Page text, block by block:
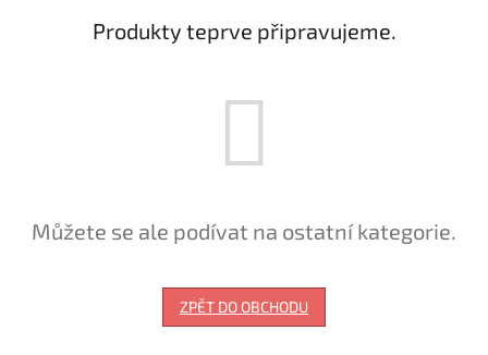
Produkty teprve připravujeme.
Můžete se ale podívat na ostatní kategorie.
ZPĚT DO OBCHODU